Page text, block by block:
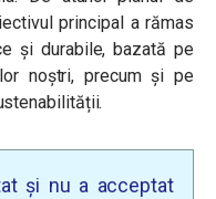
principal a rămas
și durabile, bazată pe
noștri, precum și pe
și nu a acceptat